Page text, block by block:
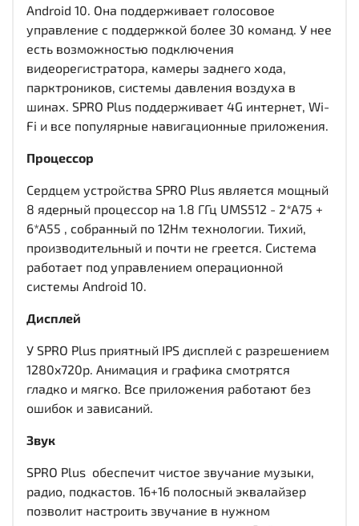
Android 10. Она поддерживает голосовое
управление с поддержкой более 30 команд. У нее
есть возможностью подключения
видеорегистратора, камеры заднего хода,
парктроников, системы давления воздуха в
шинах. SPRO Plus поддерживает 4G интернет, Wi-
Fi и все популярные навигационные приложения.
Процессор
Сердцем устройства SPRO Plus является мощный
8 ядерный процессор на 1.8 ГГц UMS512 - 2*A75 +
6*A55 , собранный по 12Нм технологии. Тихий,
производительный и почти не греется. Система
работает под управлением операционной
системы Android 10.
Дисплей
У SPRO Plus приятный IPS дисплей c разрешением
1280x720р. Анимация и графика смотрятся
гладко и мягко. Все приложения работают без
ошибок и зависаний.
Звук
SPRO Plus обеспечит чистое звучание музыки,
радио, подкастов. 16+16 полосный эквалайзер
позволит настроить звучание в нужном